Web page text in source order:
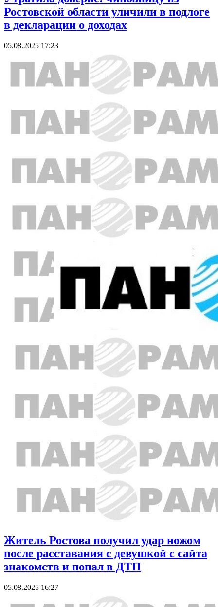
Ростовской области уличили в подлоге
в декларации о доходах
05.08.2025 17:23
Житель Ростова получил удар ножом
после расставания с девушкой с сайта
знакомств и попал в ДТП
05.08.2025 16:27